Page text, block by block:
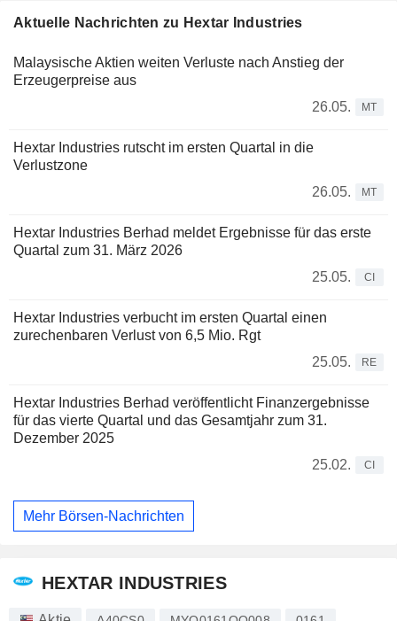
Aktuelle Nachrichten zu Hextar Industries
Malaysische Aktien weiten Verluste nach Anstieg der
Erzeugerpreise aus
26.05.
MT
Hextar Industries rutscht im ersten Quartal in die
Verlustzone
26.05.
MT
Hextar Industries Berhad meldet Ergebnisse für das erste
Quartal zum 31. März 2026
25.05.
CI
Hextar Industries verbucht im ersten Quartal einen
zurechenbaren Verlust von 6,5 Mio. Rgt
25.05.
RE
Hextar Industries Berhad veröffentlicht Finanzergebnisse
für das vierte Quartal und das Gesamtjahr zum 31.
Dezember 2025
25.02.
CI
Mehr Börsen-Nachrichten
HEXTAR INDUSTRIES